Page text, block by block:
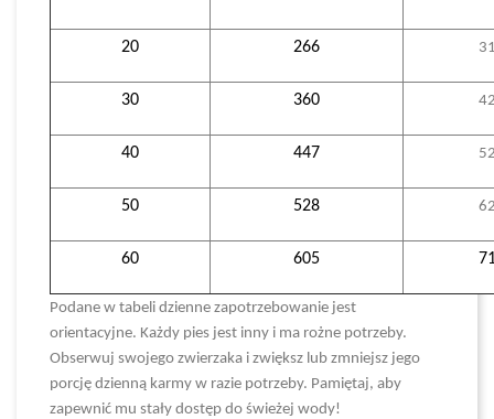
20 266
30 360
40 447
50 528
60 605
Podane w tabeli dzienne zapotrzebowanie jest
orientacyjne. Każdy pies jest inny i ma rożne potrzeby.
Obserwuj swojego zwierzaka i zwiększ lub zmniejsz jego
porcję dzienną karmy w razie potrzeby. Pamiętaj, aby
zapewnić mu stały dostęp do świeżej wody!